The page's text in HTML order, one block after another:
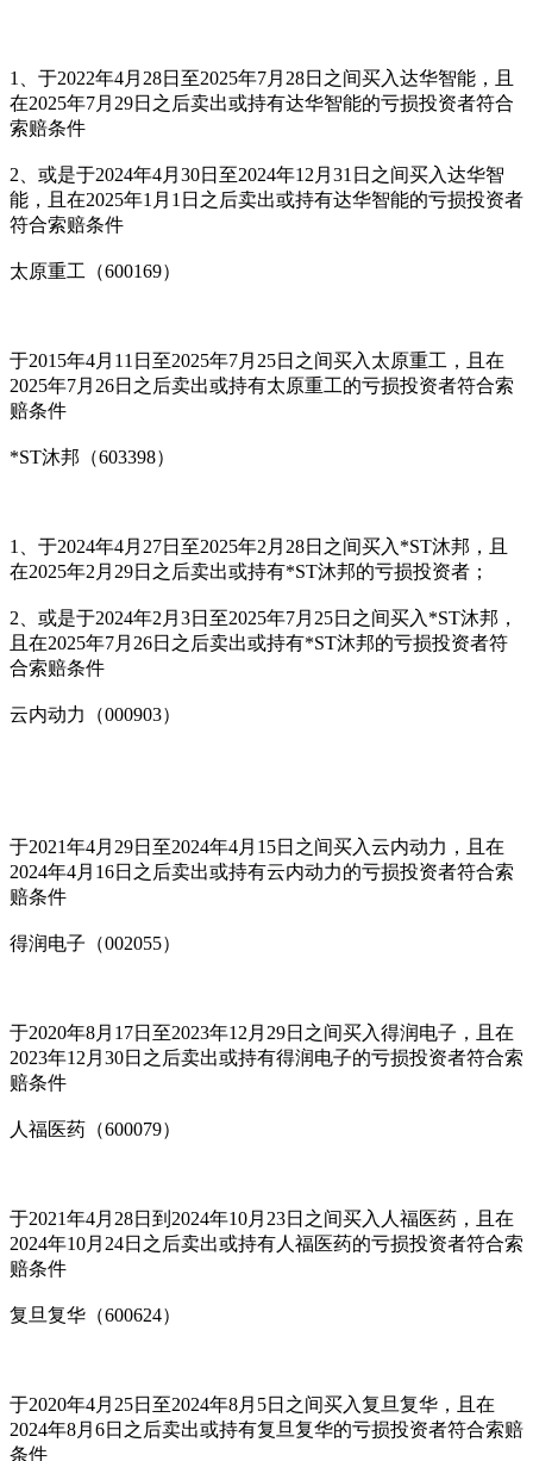
1、于2022年4月28日至2025年7月28日之间买入达华智能，且
在2025年7月29日之后卖出或持有达华智能的亏损投资者符合
索赔条件
2、或是于2024年4月30日至2024年12月31日之间买入达华智
能，且在2025年1月1日之后卖出或持有达华智能的亏损投资者
符合索赔条件
太原重工（600169）
于2015年4月11日至2025年7月25日之间买入太原重工，且在
2025年7月26日之后卖出或持有太原重工的亏损投资者符合索
赔条件
*ST沐邦（603398）
1、于2024年4月27日至2025年2月28日之间买入*ST沐邦，且
在2025年2月29日之后卖出或持有*ST沐邦的亏损投资者；
2、或是于2024年2月3日至2025年7月25日之间买入*ST沐邦，
且在2025年7月26日之后卖出或持有*ST沐邦的亏损投资者符
合索赔条件
云内动力（000903）
于2021年4月29日至2024年4月15日之间买入云内动力，且在
2024年4月16日之后卖出或持有云内动力的亏损投资者符合索
赔条件
得润电子（002055）
于2020年8月17日至2023年12月29日之间买入得润电子，且在
2023年12月30日之后卖出或持有得润电子的亏损投资者符合索
赔条件
人福医药（600079）
于2021年4月28日到2024年10月23日之间买入人福医药，且在
2024年10月24日之后卖出或持有人福医药的亏损投资者符合索
赔条件
复旦复华（600624）
于2020年4月25日至2024年8月5日之间买入复旦复华，且在
2024年8月6日之后卖出或持有复旦复华的亏损投资者符合索赔
条件